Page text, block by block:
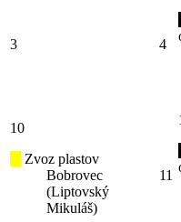
3 4
10
Zvoz plastov
Bobrovec
(Liptovský
Mikuláš)
11